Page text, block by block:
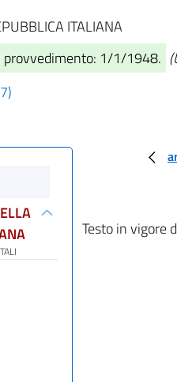
ITALIANA
provvedimento: 1/1/1948.
Testo in vigore